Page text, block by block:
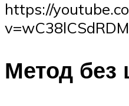
https://
v=wC38lCSdRDM
Метод без